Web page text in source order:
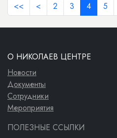
<< < 2 3 4 5
О НИКОЛАЕВ ЦЕНТРЕ
Новости
Документы
Сотрудники
Мероприятия
ПОЛЕЗНЫЕ ССЫЛКИ